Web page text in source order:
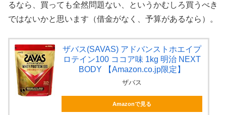
るなら、買っても全然問題ない、というかむしろ買うべき
ではないかと思います（借金がなく、予算があるなら）。
ザバス(SAVAS) アドバンストホエイプ
ロテイン100 ココア味 1kg 明治 NEXT
BODY 【Amazon.co.jp限定】
ザバス
Amazonで見る